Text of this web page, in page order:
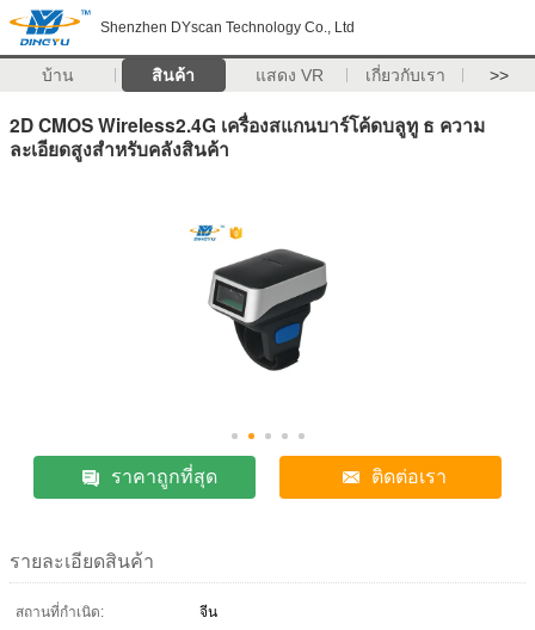
Shenzhen DYscan Technology Co., Ltd
บ้าน สินค้า แสดง VR เกี่ยวกับเรา >>
2D CMOS Wireless2.4G เครื่องสแกนบาร์โค้ดบลูทู ธ ความ
ละเอียดสูงสำหรับคลังสินค้า
ราคาถูกที่สุด ติดต่อเรา
รายละเอียดสินค้า
สถานที่กำเนิด:
จีน